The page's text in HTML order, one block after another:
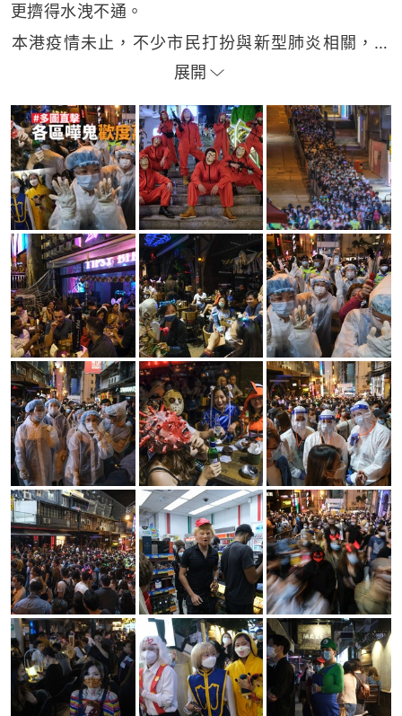
更擠得水洩不通。
本港疫情未止，不少市民打扮與新型肺炎相關，如
有人戴上冠狀病毒的頭套。疫情下經常見到有穿著
民穿上防護衣、戴上面罩及手套等，打扮成防護人
員，更帶同酒精搓手液，可謂「入型入格」。
美國大選在即，爭取連任的總統特朗普亦「驚現」
在蘭桂坊，原來是有市民戴上特朗普造型的頭套。
亦有人打扮成影視作品的角色，如西班牙大熱劇集
《Money Heist》（紙房子）的紅衣人等。
攝影：廖雁雄、羅君豪 記者：張嘉敏、麥凱茵
展開